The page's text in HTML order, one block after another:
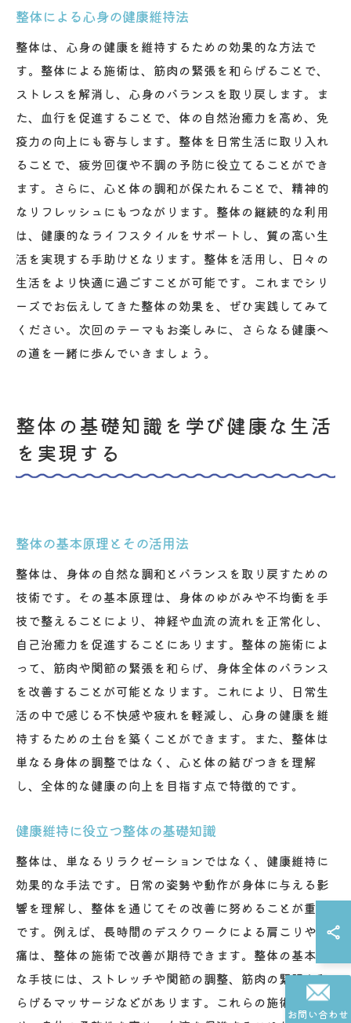
整体による心身の健康維持法
整体は、心身の健康を維持するための効果的な方法で
す。整体による施術は、筋肉の緊張を和らげることで、
ストレスを解消し、心身のバランスを取り戻します。ま
た、血行を促進することで、体の自然治癒力を高め、免
疫力の向上にも寄与します。整体を日常生活に取り入れ
ることで、疲労回復や不調の予防に役立てることができ
ます。さらに、心と体の調和が保たれることで、精神的
なリフレッシュにもつながります。整体の継続的な利用
は、健康的なライフスタイルをサポートし、質の高い生
活を実現する手助けとなります。整体を活用し、日々の
生活をより快適に過ごすことが可能です。これまでシリ
ーズでお伝えしてきた整体の効果を、ぜひ実践してみて
ください。次回のテーマもお楽しみに、さらなる健康へ
の道を一緒に歩んでいきましょう。
整体の基礎知識を学び健康な生活
を実現する
整体の基本原理とその活用法
整体は、身体の自然な調和とバランスを取り戻すための
技術です。その基本原理は、身体のゆがみや不均衡を手
技で整えることにより、神経や血流の流れを正常化し、
自己治癒力を促進することにあります。整体の施術によ
って、筋肉や関節の緊張を和らげ、身体全体のバランス
を改善することが可能となります。これにより、日常生
活の中で感じる不快感や疲れを軽減し、心身の健康を維
持するための土台を築くことができます。また、整体は
単なる身体の調整ではなく、心と体の結びつきを理解
し、全体的な健康の向上を目指す点で特徴的です。
健康維持に役立つ整体の基礎知識
整体は、単なるリラクゼーションではなく、健康維持に
効果的な手法です。日常の姿勢や動作が身体に与える影
響を理解し、整体を通じてその改善に努めることが重要
です。例えば、長時間のデスクワークによる肩こりや腰
痛は、整体の施術で改善が期待できます。整体の基本的
な手技には、ストレッチや関節の調整、筋肉の緊張を和
らげるマッサージなどがあります。これらの施術によ
お問い合わせ